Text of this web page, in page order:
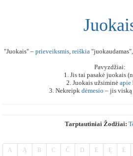
"Juokais" – prieveiksmis, reiškia
Pavyzdžiai:
1. Jis tai pasakė juokais
2. Juokais užsiminė apie
3. Nekreipk dėmesio – jis viską
Tarptautiniai Žodžiai:
A Ą B C Č D E Ę Ė